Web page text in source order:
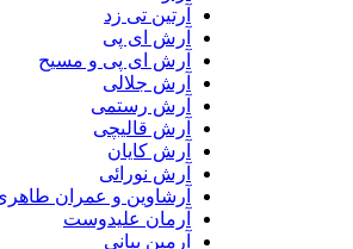
آرتین تی زد
آرش ای پی
آرش ای پی و مسیح
آرش جلالی
آرش رستمی
آرش قالیچی
آرش کایان
آرش نورائی
آرشاوین و عمران طاهری
آرمان علیدوست
آرمین بیانی